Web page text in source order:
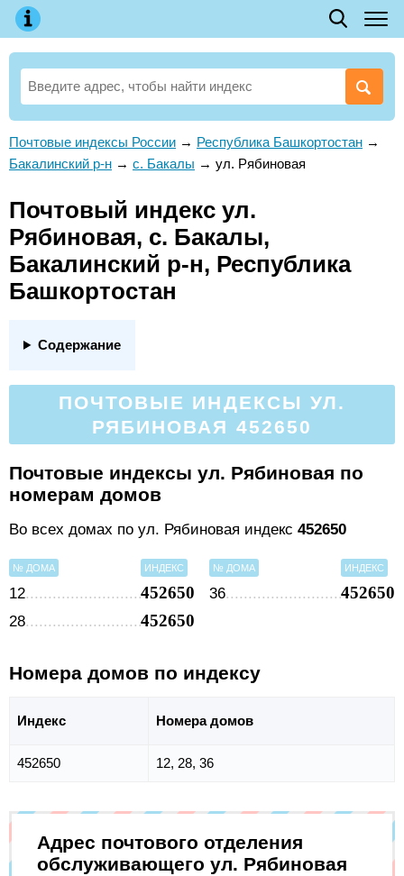
Почтовые индексы России → Республика Башкортостан →
Бакалинский р-н → с. Бакалы → ул. Рябиновая
Почтовый индекс ул.
Рябиновая, с. Бакалы,
Бакалинский р-н, Республика
Башкортостан
Содержание
ПОЧТОВЫЕ ИНДЕКСЫ УЛ.
РЯБИНОВАЯ 452650
Почтовые индексы ул. Рябиновая по
номерам домов
Во всех домах по ул. Рябиновая индекс 452650
№ ДОМА ИНДЕКС
12 452650
28 452650
№ ДОМА ИНДЕКС
36 452650
Номера домов по индексу
Индекс Номера домов
452650 12, 28, 36
Адрес почтового отделения
обслуживающего ул. Рябиновая